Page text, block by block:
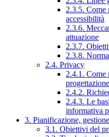
2.3.5. Come
accessibilità
2.3.6.
attuazione
2.3.7.
2.3.8.
2.4. Privacy
2.4.1. Come
2.4.2.
2.4.3. Le
informativa
3. Pianificazione,
3.1. Obiettivi del